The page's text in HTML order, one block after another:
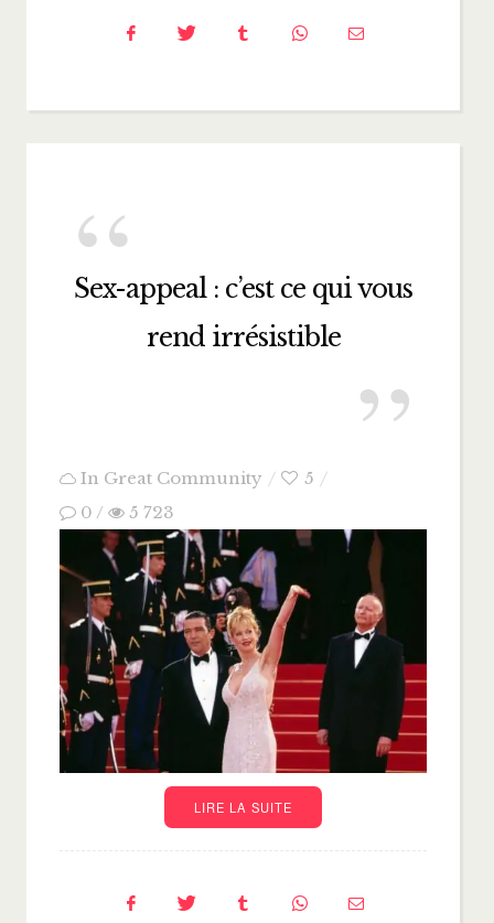
Sex-appeal : c’est ce qui vous
rend irrésistible
In Great Community
5
0 / 5 723
LIRE LA SUITE